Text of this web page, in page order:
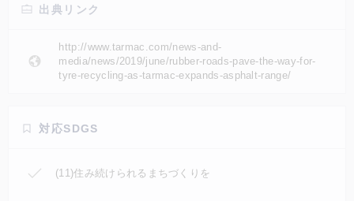
出典リンク
http://www.tarmac.com/news-and-
media/news/2019/june/rubber-roads-pave-the-way-for-
tyre-recycling-as-tarmac-expands-asphalt-range/
対応SDGS
(11)住み続けられるまちづくりを